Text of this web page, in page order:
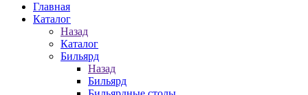
Главная
Каталог
Назад
Каталог
Бильярд
Назад
Бильярд